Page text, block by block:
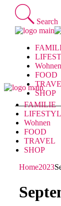
Skip
content
Search
Wohnen
FOOD
SHOP
FAMILIE
Wohnen
FOOD
TRAVEL
SHOP
Home2023